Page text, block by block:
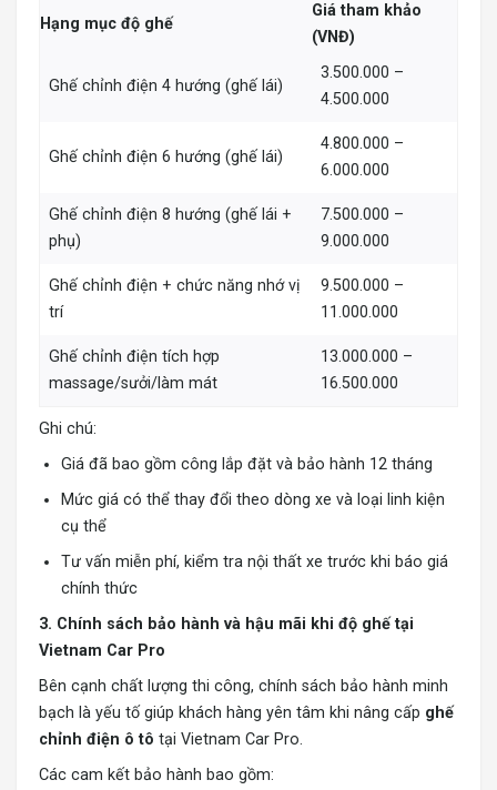
Hạng mục độ ghế
Giá tham khảo
(VNĐ)
Ghế chỉnh điện 4 hướng (ghế lái)
3.500.000 –
4.500.000
Ghế chỉnh điện 6 hướng (ghế lái)
4.800.000 –
6.000.000
Ghế chỉnh điện 8 hướng (ghế lái +
phụ)
7.500.000 –
9.000.000
Ghế chỉnh điện + chức năng nhớ vị
trí
9.500.000 –
11.000.000
Ghế chỉnh điện tích hợp
massage/sưởi/làm mát
13.000.000 –
16.500.000
Ghi chú:
Giá đã bao gồm công lắp đặt và bảo hành 12 tháng
Mức giá có thể thay đổi theo dòng xe và loại linh kiện
cụ thể
Tư vấn miễn phí, kiểm tra nội thất xe trước khi báo giá
chính thức
3. Chính sách bảo hành và hậu mãi khi độ ghế tại
Vietnam Car Pro
Bên cạnh chất lượng thi công, chính sách bảo hành minh
bạch là yếu tố giúp khách hàng yên tâm khi nâng cấp ghế
chỉnh điện ô tô tại Vietnam Car Pro.
Các cam kết bảo hành bao gồm: